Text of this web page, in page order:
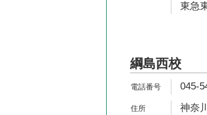
東急
綱島西校
045-
神奈